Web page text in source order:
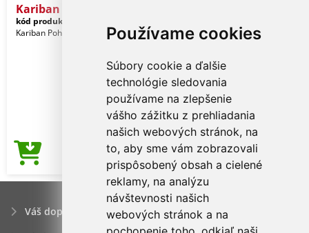
Používame cookies
Súbory cookie a ďalšie
technológie sledovania
používame na zlepšenie
vášho zážitku z prehliadania
našich webových stránok, na
to, aby sme vám zobrazovali
prispôsobený obsah a cielené
reklamy, na analýzu
návštevnosti našich
webových stránok a na
Kariban Men's Short-sleev
kód produktu:
Kariban Pohlavie: Muži
Cena od 3,66€
Váš dopyt